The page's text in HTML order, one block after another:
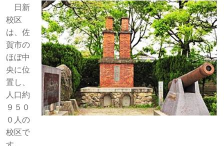
日新
校区
は、佐
賀市の
ほぼ中
央に位
置し、
人口約
９５０
０人の
校区で